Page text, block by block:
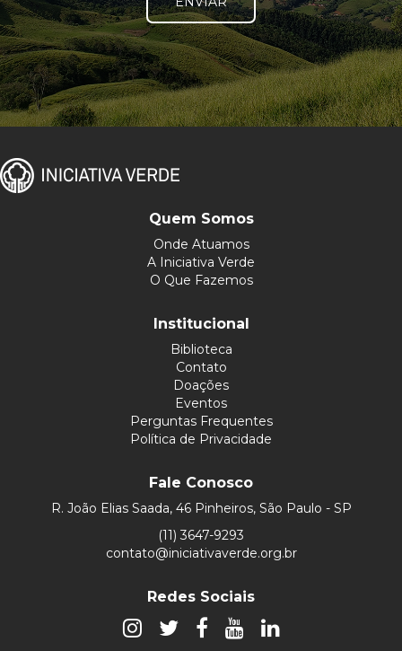
Quem Somos
Onde Atuamos
A Iniciativa Verde
O Que Fazemos
Institucional
Biblioteca
Contato
Doações
Eventos
Perguntas Frequentes
Política de Privacidade
Fale Conosco
R. João Elias Saada, 46 Pinheiros, São Paulo - SP
(11) 3647-9293
contato@iniciativaverde.org.br
Redes Sociais